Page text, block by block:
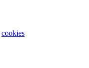
cookies